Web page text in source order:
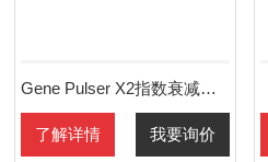
Gene Pulser X2指数衰减波电穿孔仪
了解详情 我要询价